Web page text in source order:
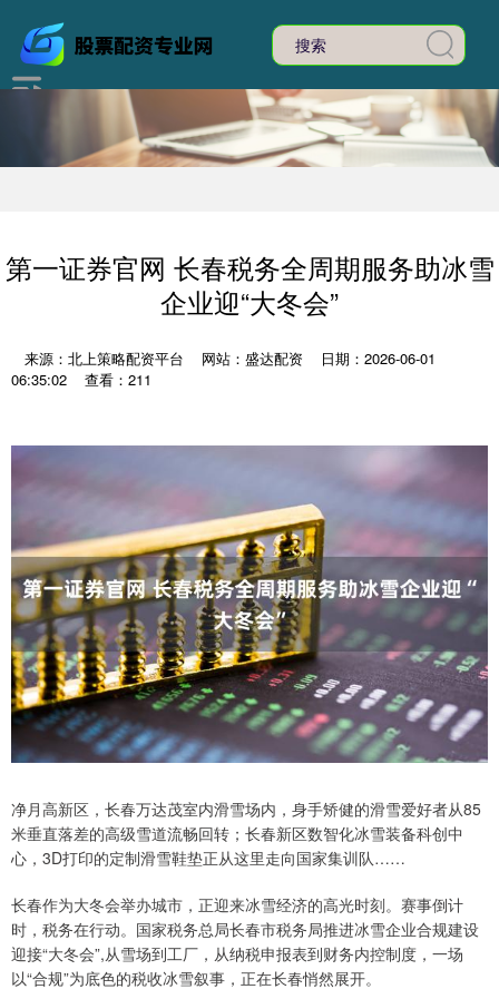
第一证券官网 长春税务全周期服务助冰雪
企业迎“大冬会”
来源：北上策略配资平台 网站：盛达配资
日期：2026-06-01
06:35:02
查看：211
净月高新区，长春万达茂室内滑雪场内，身手矫健的滑雪爱好者从85
米垂直落差的高级雪道流畅回转；长春新区数智化冰雪装备科创中
心，3D打印的定制滑雪鞋垫正从这里走向国家集训队……
长春作为大冬会举办城市，正迎来冰雪经济的高光时刻。赛事倒计
时，税务在行动。国家税务总局长春市税务局推进冰雪企业合规建设
迎接“大冬会”,从雪场到工厂，从纳税申报表到财务内控制度，一场
以“合规”为底色的税收冰雪叙事，正在长春悄然展开。